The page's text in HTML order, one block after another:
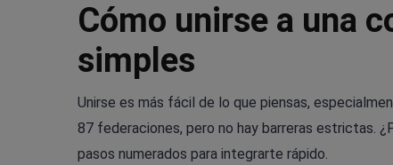
Cómo unirse a una
simples
Unirse es más fácil de lo que piensas,
87 federaciones, pero no hay barreras estrictas.
pasos numerados para integrarte rápido.